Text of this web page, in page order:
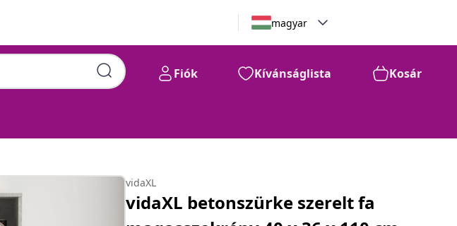
magyar
Fiók Kívánságlista Kosár
vidaXL
vidaXL betonszürke szerelt fa